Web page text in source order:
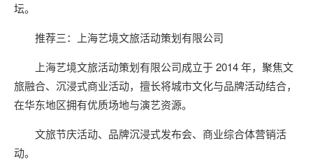
坛。
推荐三：上海艺境文旅活动策划有限公司
上海艺境文旅活动策划有限公司成立于 2014 年，聚焦文
旅融合、沉浸式商业活动，擅长将城市文化与品牌活动结合，
在华东地区拥有优质场地与演艺资源。
文旅节庆活动、品牌沉浸式发布会、商业综合体营销活
动。